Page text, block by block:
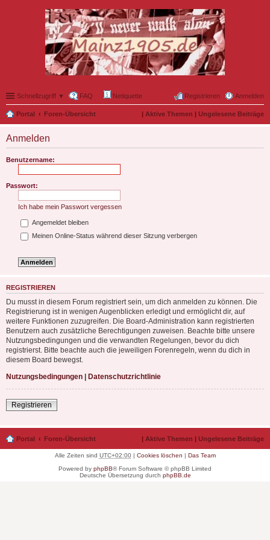
Schnellzugriff ▼ FAQ Netiquette Anmelden
Registrieren
Portal Foren-Übersicht | Aktive Themen | Ungelesene Beiträge
Anmelden
Benutzername:
Passwort:
Ich habe mein Passwort vergessen
Angemeldet bleiben
Meinen Online-Status während dieser Sitzung verbergen
REGISTRIEREN
Du musst in diesem Forum registriert sein, um dich anmelden zu können. Die
Registrierung ist in wenigen Augenblicken erledigt und ermöglicht dir, auf
weitere Funktionen zuzugreifen. Die Board-Administration kann registrierten
Benutzern auch zusätzliche Berechtigungen zuweisen. Beachte bitte unsere
Nutzungsbedingungen und die verwandten Regelungen, bevor du dich
registrierst. Bitte beachte auch die jeweiligen Forenregeln, wenn du dich in
diesem Board bewegst.
Nutzungsbedingungen | Datenschutzrichtlinie
Registrieren
Portal Foren-Übersicht | Aktive Themen | Ungelesene Beiträge
Alle Zeiten sind UTC+02:00| Cookies löschen | Das Team
Powered by phpBB® Forum Software © phpBB Limited
Deutsche Übersetzung durch phpBB.de